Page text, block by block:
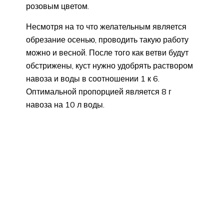
розовым цветом.
Несмотря на то что желательным является
обрезание осенью, проводить такую работу
можно и весной. После того как ветви будут
обстрижены, куст нужно удобрять раствором
навоза и воды в соотношении 1 к 6.
Оптимальной пропорцией является 8 г
навоза на 10 л воды.